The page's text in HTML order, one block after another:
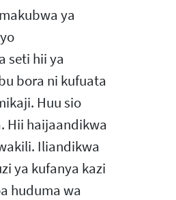
ya
seti hii ya
bora ni kufuata
Huu sio
Hii haijaandikwa
Iliandikwa
ya kufanya kazi
huduma wa